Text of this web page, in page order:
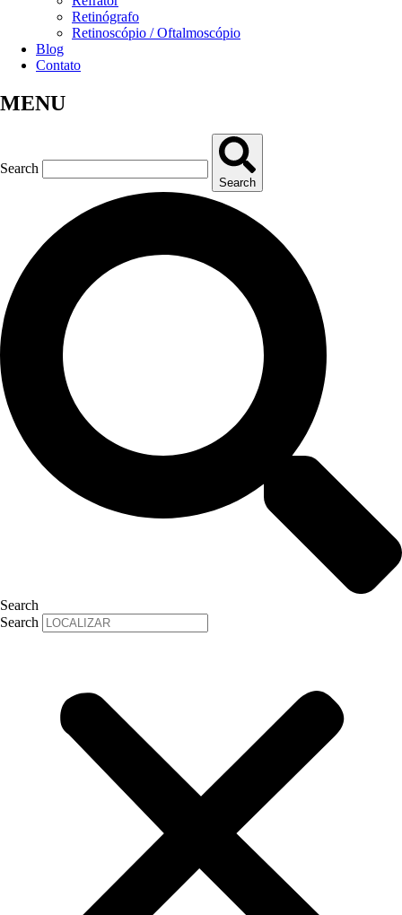
Retinógrafo
Retinoscópio / Oftalmoscópio
Blog
Contato
MENU
Search
Search
Search
Search